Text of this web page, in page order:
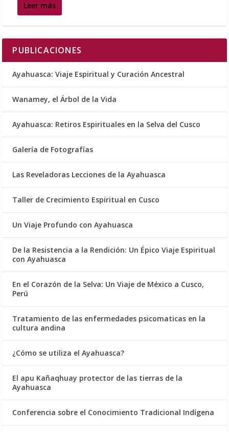
Leer más
PUBLICACIONES
Ayahuasca: Viaje Espiritual y Curación Ancestral
Wanamey, el Árbol de la Vida
Ayahuasca: Retiros Espirituales en la Selva del Cusco
Galería de Fotografías
Las Reveladoras Lecciones de la Ayahuasca
Taller de Crecimiento Espiritual en Cusco
Un Viaje Profundo con Ayahuasca
De la Resistencia a la Rendición: Un Épico Viaje Espiritual
con Ayahuasca
En el Corazón de la Selva: Un Viaje de México a Cusco,
Perú
Tratamiento de las enfermedades psicomaticas en la
cultura andina
¿Cómo se utiliza el Ayahuasca?
El apu Kañaqhuay protector de las tierras de la
Ayahuasca
Conferencia sobre el Conocimiento Tradicional Indígena